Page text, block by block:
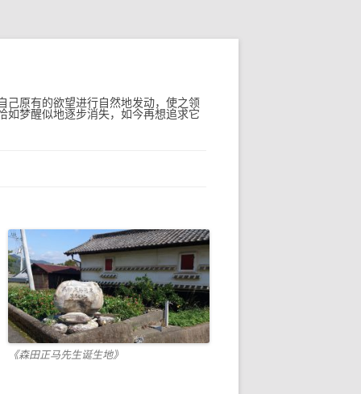
己原有的欲望进行自然地发动，使之领
如梦醒似地逐步消失，如今再想追求它
《森田正马先生诞生地》